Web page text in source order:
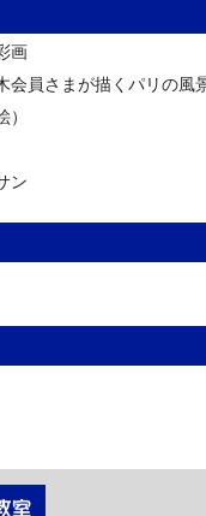
画
会員さまが描くパリの風
ン